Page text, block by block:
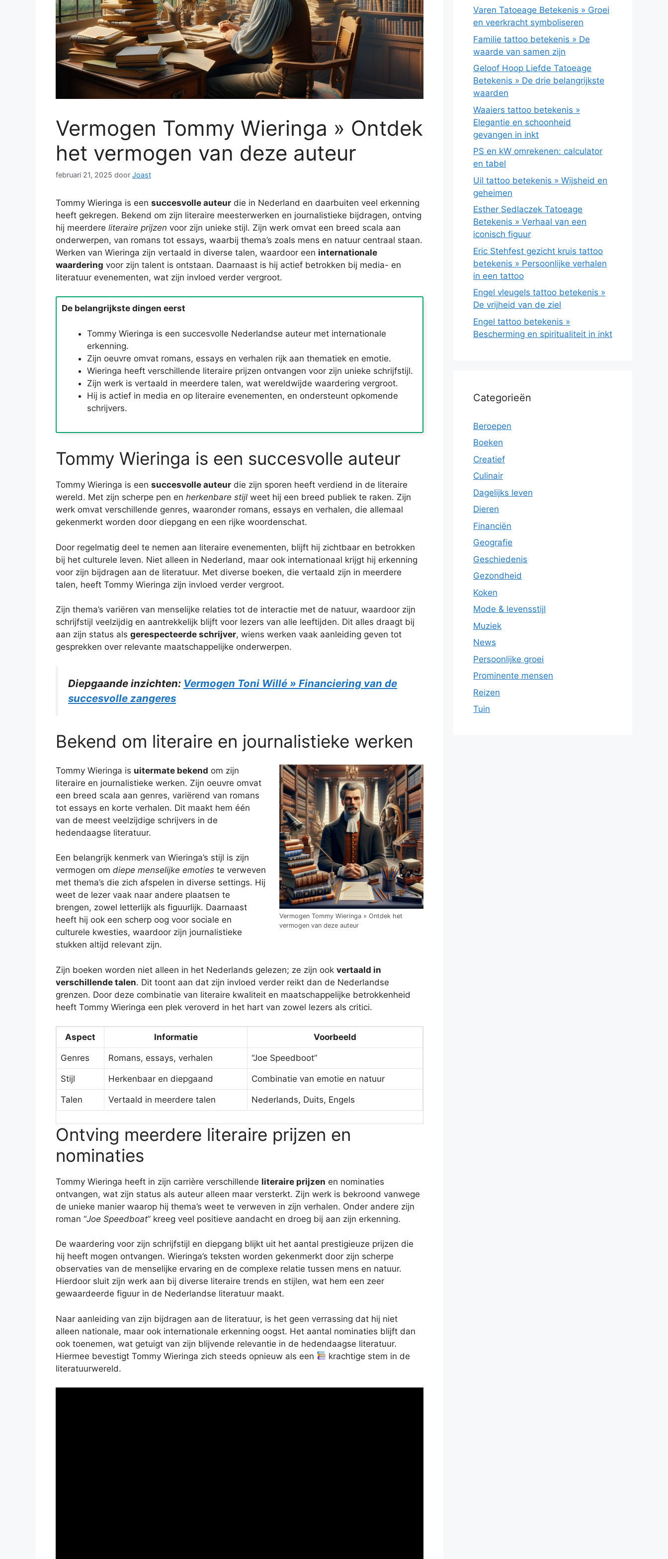
Vermogen Tommy Wieringa » Ontdek
het vermogen van deze auteur
februari 21, 2025 door Joast
Tommy Wieringa is een succesvolle auteur die in Nederland en daarbuiten veel erkenning
heeft gekregen. Bekend om zijn literaire meesterwerken en journalistieke bijdragen, ontving
hij meerdere literaire prijzen voor zijn unieke stijl. Zijn werk omvat een breed scala aan
onderwerpen, van romans tot essays, waarbij thema’s zoals mens en natuur centraal staan.
Werken van Wieringa zijn vertaald in diverse talen, waardoor een internationale
waardering voor zijn talent is ontstaan. Daarnaast is hij actief betrokken bij media- en
literatuur evenementen, wat zijn invloed verder vergroot.
De belangrijkste dingen eerst
Tommy Wieringa is een succesvolle Nederlandse auteur met internationale
erkenning.
Zijn oeuvre omvat romans, essays en verhalen rijk aan thematiek en emotie.
Wieringa heeft verschillende literaire prijzen ontvangen voor zijn unieke schrijfstijl.
Zijn werk is vertaald in meerdere talen, wat wereldwijde waardering vergroot.
Hij is actief in media en op literaire evenementen, en ondersteunt opkomende
schrijvers.
Tommy Wieringa is een succesvolle auteur
Tommy Wieringa is een succesvolle auteur die zijn sporen heeft verdiend in de literaire
wereld. Met zijn scherpe pen en herkenbare stijl weet hij een breed publiek te raken. Zijn
werk omvat verschillende genres, waaronder romans, essays en verhalen, die allemaal
gekenmerkt worden door diepgang en een rijke woordenschat.
Door regelmatig deel te nemen aan literaire evenementen, blijft hij zichtbaar en betrokken
bij het culturele leven. Niet alleen in Nederland, maar ook internationaal krijgt hij erkenning
voor zijn bijdragen aan de literatuur. Met diverse boeken, die vertaald zijn in meerdere
talen, heeft Tommy Wieringa zijn invloed verder vergroot.
Zijn thema’s variëren van menselijke relaties tot de interactie met de natuur, waardoor zijn
schrijfstijl veelzijdig en aantrekkelijk blijft voor lezers van alle leeftijden. Dit alles draagt bij
aan zijn status als gerespecteerde schrijver, wiens werken vaak aanleiding geven tot
gesprekken over relevante maatschappelijke onderwerpen.
Diepgaande inzichten: Vermogen Toni Willé » Financiering van de
succesvolle zangeres
Bekend om literaire en journalistieke werken
Vermogen Tommy Wieringa » Ontdek het
vermogen van deze auteur
Tommy Wieringa is uitermate bekend om zijn
literaire en journalistieke werken. Zijn oeuvre omvat
een breed scala aan genres, variërend van romans
tot essays en korte verhalen. Dit maakt hem één
van de meest veelzijdige schrijvers in de
hedendaagse literatuur.
Een belangrijk kenmerk van Wieringa’s stijl is zijn
vermogen om diepe menselijke emoties te verweven
met thema’s die zich afspelen in diverse settings. Hij
weet de lezer vaak naar andere plaatsen te
brengen, zowel letterlijk als figuurlijk. Daarnaast
heeft hij ook een scherp oog voor sociale en
culturele kwesties, waardoor zijn journalistieke
stukken altijd relevant zijn.
Zijn boeken worden niet alleen in het Nederlands gelezen; ze zijn ook vertaald in
verschillende talen. Dit toont aan dat zijn invloed verder reikt dan de Nederlandse
grenzen. Door deze combinatie van literaire kwaliteit en maatschappelijke betrokkenheid
heeft Tommy Wieringa een plek veroverd in het hart van zowel lezers als critici.
Aspect Informatie Voorbeeld
Genres Romans, essays, verhalen “Joe Speedboot”
Stijl Herkenbaar en diepgaand Combinatie van emotie en natuur
Talen Vertaald in meerdere talen Nederlands, Duits, Engels
Ontving meerdere literaire prijzen en
nominaties
Tommy Wieringa heeft in zijn carrière verschillende literaire prijzen en nominaties
ontvangen, wat zijn status als auteur alleen maar versterkt. Zijn werk is bekroond vanwege
de unieke manier waarop hij thema’s weet te verweven in zijn verhalen. Onder andere zijn
roman “Joe Speedboat” kreeg veel positieve aandacht en droeg bij aan zijn erkenning.
De waardering voor zijn schrijfstijl en diepgang blijkt uit het aantal prestigieuze prijzen die
hij heeft mogen ontvangen. Wieringa’s teksten worden gekenmerkt door zijn scherpe
observaties van de menselijke ervaring en de complexe relatie tussen mens en natuur.
Hierdoor sluit zijn werk aan bij diverse literaire trends en stijlen, wat hem een zeer
gewaardeerde figuur in de Nederlandse literatuur maakt.
Naar aanleiding van zijn bijdragen aan de literatuur, is het geen verrassing dat hij niet
alleen nationale, maar ook internationale erkenning oogst. Het aantal nominaties blijft dan
ook toenemen, wat getuigt van zijn blijvende relevantie in de hedendaagse literatuur.
Hiermee bevestigt Tommy Wieringa zich steeds opnieuw als een
krachtige stem in de
literatuurwereld.
Varen Tatoeage Betekenis » Groei
en veerkracht symboliseren
Familie tattoo betekenis » De
waarde van samen zijn
Geloof Hoop Liefde Tatoeage
Betekenis » De drie belangrijkste
waarden
Waaiers tattoo betekenis »
Elegantie en schoonheid
gevangen in inkt
PS en kW omrekenen: calculator
en tabel
Uil tattoo betekenis » Wijsheid en
geheimen
Esther Sedlaczek Tatoeage
Betekenis » Verhaal van een
iconisch figuur
Eric Stehfest gezicht kruis tattoo
betekenis » Persoonlijke verhalen
in een tattoo
Engel vleugels tattoo betekenis »
De vrijheid van de ziel
Engel tattoo betekenis »
Bescherming en spiritualiteit in inkt
Categorieën
Beroepen
Boeken
Creatief
Culinair
Dagelijks leven
Dieren
Financiën
Geografie
Geschiedenis
Gezondheid
Koken
Mode & levensstijl
Muziek
News
Persoonlijke groei
Prominente mensen
Reizen
Tuin